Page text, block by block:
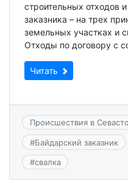
строительных отходов
заказника – на трех
земельных участках и
Отходы по договору с
Читать
Происшествия в
#Байдарский заказник
#свалка